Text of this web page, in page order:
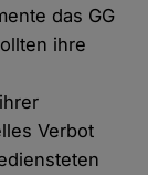
das GG
ihre
Verbot